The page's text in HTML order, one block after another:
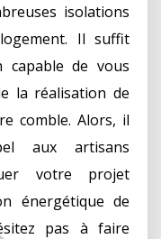
isolations
Il suffit
capable de vous
la réalisation de
comble. Alors, il
aux artisans
votre projet
énergétique de
pas à faire